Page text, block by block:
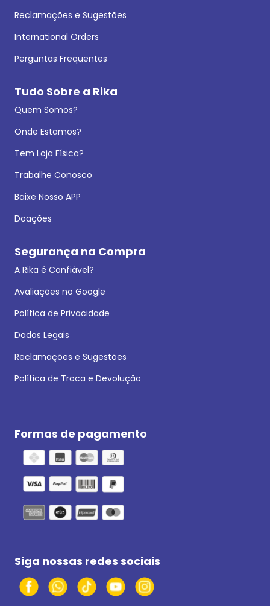
Reclamações e Sugestões
International Orders
Perguntas Frequentes
Tudo Sobre a Rika
Quem Somos?
Onde Estamos?
Tem Loja Física?
Trabalhe Conosco
Baixe Nosso APP
Doações
Segurança na Compra
A Rika é Confiável?
Avaliações no Google
Política de Privacidade
Dados Legais
Reclamações e Sugestões
Política de Troca e Devolução
Formas de pagamento
Siga nossas redes sociais